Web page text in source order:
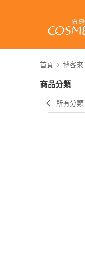
首頁 博客來
商品分類
所有分類